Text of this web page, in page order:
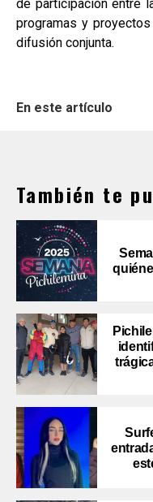
de participación entre
programas y
difusión conjunta.
En este artículo
También te